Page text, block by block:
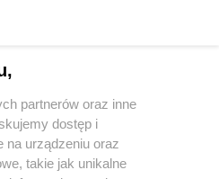
partnerów oraz inne
dostęp i
na urządzeniu oraz
takie jak unikalne